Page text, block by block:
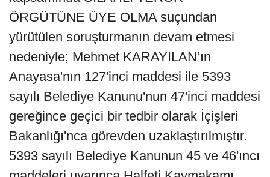
ÖRGÜTÜNE ÜYE OLMA suçundan
yürütülen soruşturmanın devam etmesi
nedeniyle; Mehmet KARAYILAN’ın
Anayasa'nın 127'inci maddesi ile 5393
sayılı Belediye Kanunu'nun 47'inci maddesi
gereğince geçici bir tedbir olarak İçişleri
Bakanlığı'nca görevden uzaklaştırılmıştır.
5393 sayılı Belediye Kanunun 45 ve 46'ıncı